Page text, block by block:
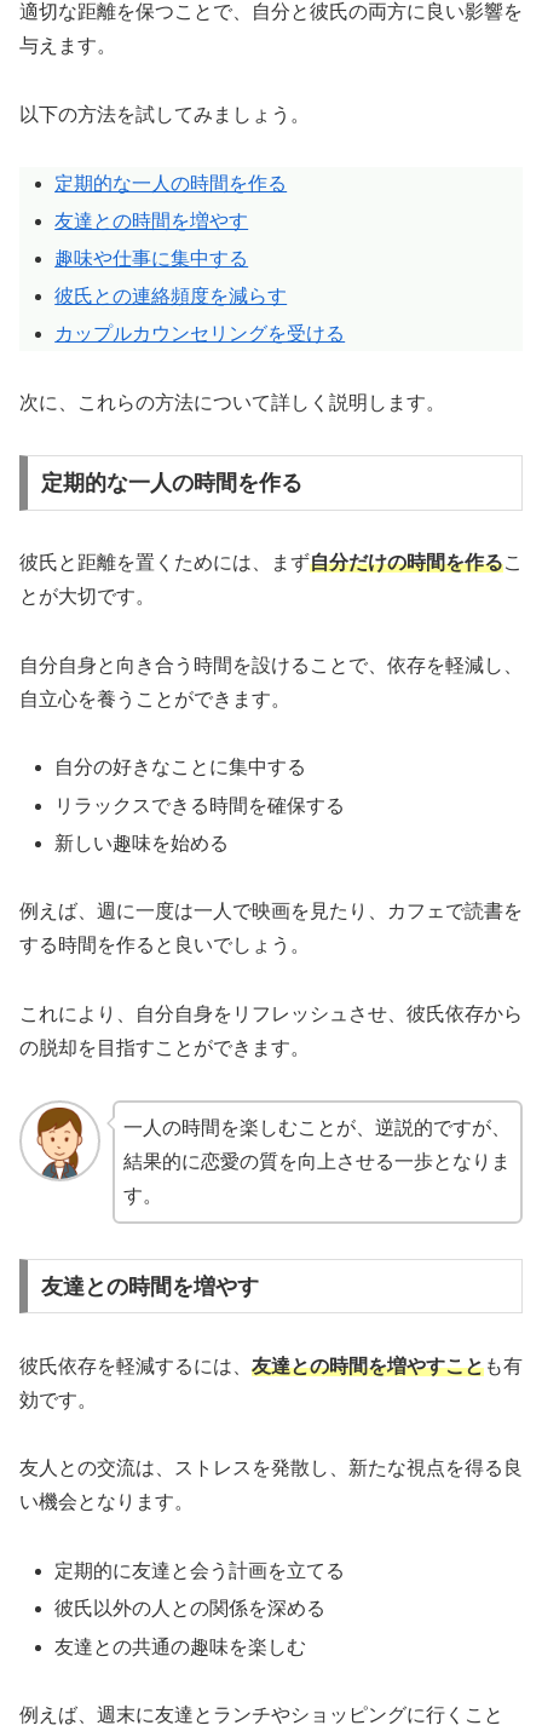
適切な距離を保つことで、自分と彼氏の両方に良い影響を
与えます。
以下の方法を試してみましょう。
定期的な一人の時間を作る
友達との時間を増やす
趣味や仕事に集中する
彼氏との連絡頻度を減らす
カップルカウンセリングを受ける
次に、これらの方法について詳しく説明します。
定期的な一人の時間を作る
彼氏と距離を置くためには、まず自分だけの時間を作るこ
とが大切です。
自分自身と向き合う時間を設けることで、依存を軽減し、
自立心を養うことができます。
自分の好きなことに集中する
リラックスできる時間を確保する
新しい趣味を始める
例えば、週に一度は一人で映画を見たり、カフェで読書を
する時間を作ると良いでしょう。
これにより、自分自身をリフレッシュさせ、彼氏依存から
の脱却を目指すことができます。
一人の時間を楽しむことが、逆説的ですが、
結果的に恋愛の質を向上させる一歩となりま
す。
友達との時間を増やす
彼氏依存を軽減するには、 友達との時間を増やすことも有
効です。
友人との交流は、ストレスを発散し、新たな視点を得る良
い機会となります。
定期的に友達と会う計画を立てる
彼氏以外の人との関係を深める
友達との共通の趣味を楽しむ
例えば、週末に友達とランチやショッピングに行くこと